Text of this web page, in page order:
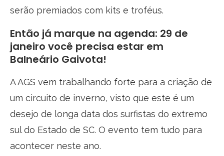
serão premiados com kits e troféus.
Então já marque na agenda: 29 de
janeiro você precisa estar em
Balneário Gaivota!
A AGS vem trabalhando forte para a criação de
um circuito de inverno, visto que este é um
desejo de longa data dos surfistas do extremo
sul do Estado de SC. O evento tem tudo para
acontecer neste ano.